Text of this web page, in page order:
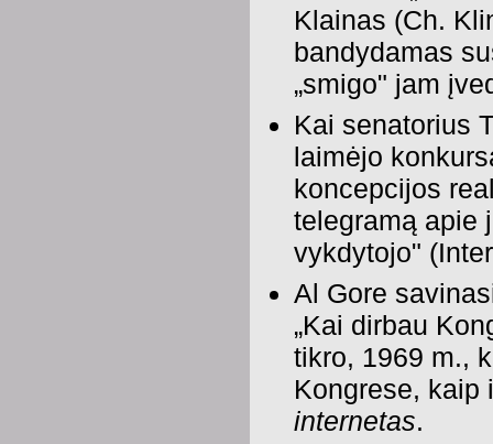
Klainas (Ch.
bandydamas
„smigo" jam
Kai senatorius
laimėjo
koncepcijos
telegramą apie
vykdytojo"
Al Gore
„Kai dirbau
tikro, 1969 m.,
Kongrese, kaip
internetas.